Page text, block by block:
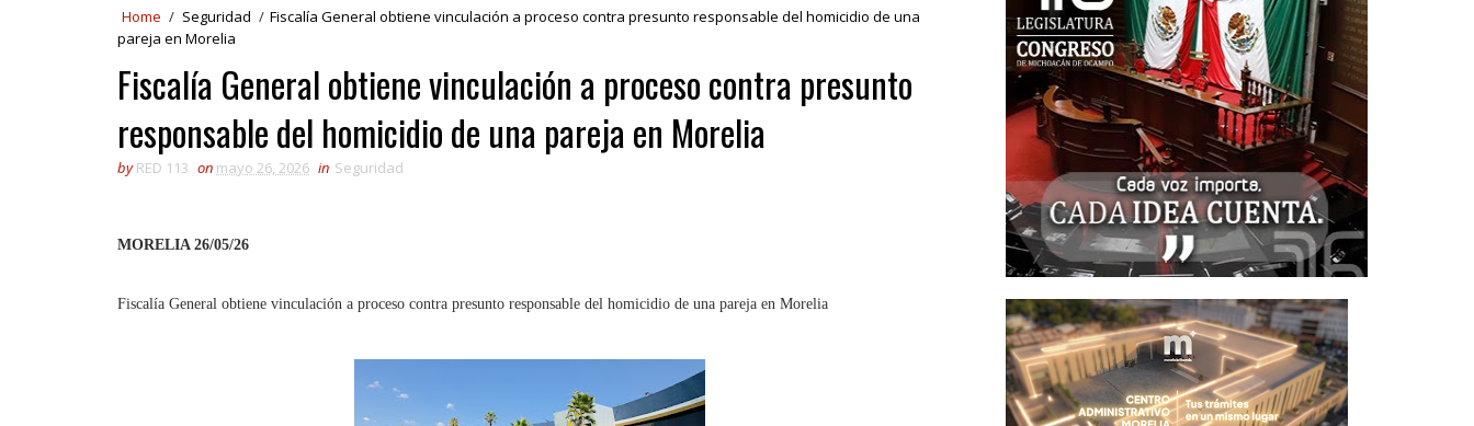
Home / Seguridad / Fiscalía General obtiene vinculación a proceso contra presunto responsable del homicidio de una
pareja en Morelia
Fiscalía General obtiene vinculación a proceso contra presunto
responsable del homicidio de una pareja en Morelia
by RED 113 on mayo 26, 2026 in Seguridad
MORELIA 26/05/26
Fiscalía General obtiene vinculación a proceso contra presunto responsable del homicidio de una pareja en Morelia